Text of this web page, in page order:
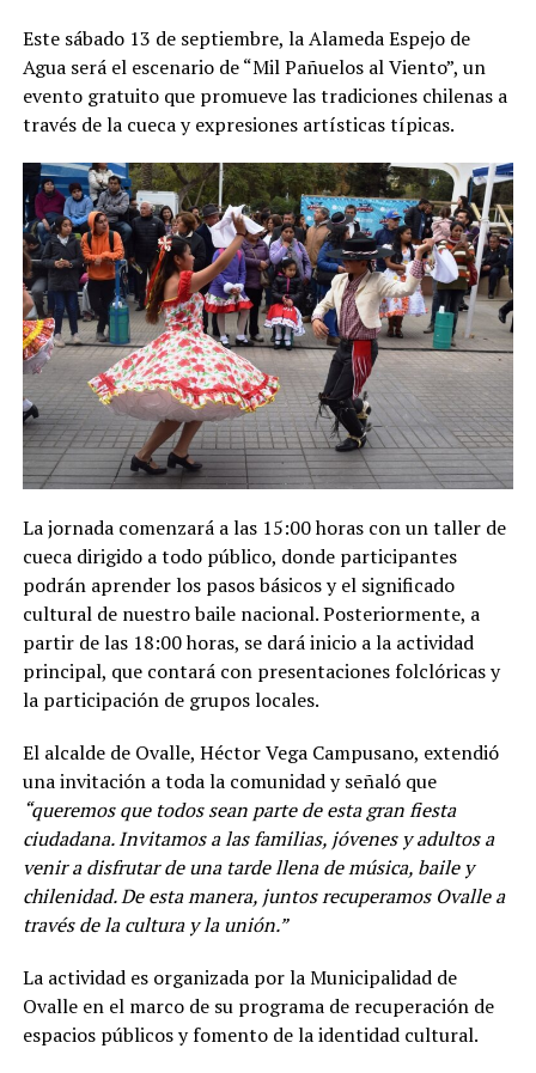
Este sábado 13 de septiembre, la Alameda Espejo de
Agua será el escenario de “Mil Pañuelos al Viento”, un
evento gratuito que promueve las tradiciones chilenas a
través de la cueca y expresiones artísticas típicas.
La jornada comenzará a las 15:00 horas con un taller de
cueca dirigido a todo público, donde participantes
podrán aprender los pasos básicos y el significado
cultural de nuestro baile nacional. Posteriormente, a
partir de las 18:00 horas, se dará inicio a la actividad
principal, que contará con presentaciones folclóricas y
la participación de grupos locales.
El alcalde de Ovalle, Héctor Vega Campusano, extendió
una invitación a toda la comunidad y señaló que
“queremos que todos sean parte de esta gran fiesta
ciudadana. Invitamos a las familias, jóvenes y adultos a
venir a disfrutar de una tarde llena de música, baile y
chilenidad. De esta manera, juntos recuperamos Ovalle a
través de la cultura y la unión.”
La actividad es organizada por la Municipalidad de
Ovalle en el marco de su programa de recuperación de
espacios públicos y fomento de la identidad cultural.